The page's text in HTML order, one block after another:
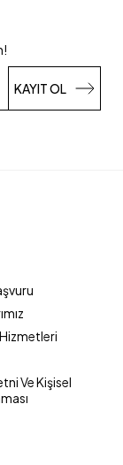
KAYIT OL
Ve Kişisel